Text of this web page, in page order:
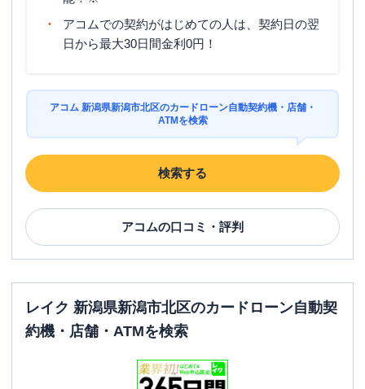
アコムでの契約がはじめての人は、契約日の翌
日から最大30日間金利0円！
アコム 新潟県新潟市北区のカードローン自動契約機・店舗・
ATMを検索
検索する
アコムの口コミ・評判
レイク 新潟県新潟市北区のカードローン自動契
約機・店舗・ATMを検索